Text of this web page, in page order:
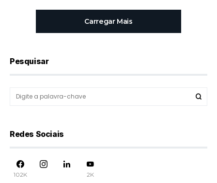
Carregar Mais
Pesquisar
Redes Sociais
102K 2K